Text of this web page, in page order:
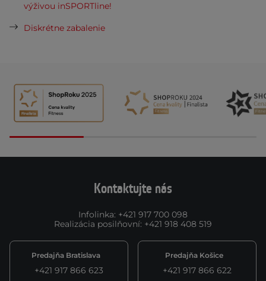
výživou inSPORTline!
Diskrétne zabalenie
Kontaktujte nás
Infolinka: +421 917 700 098
Realizácia posilňovní: +421 918 408 519
Predajňa Bratislava
+421 917 866 623
Predajňa Košice
+421 917 866 622